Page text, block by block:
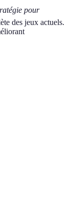
pour
des jeux actuels.